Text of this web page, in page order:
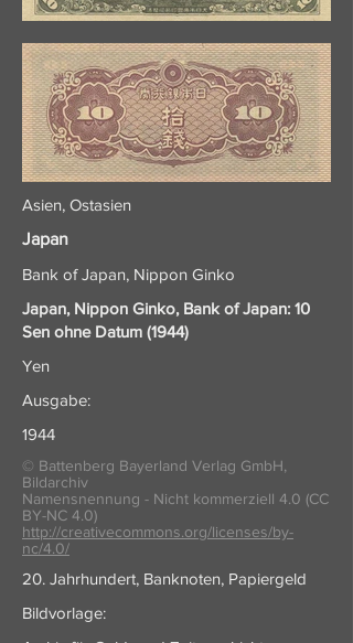
Asien, Ostasien
Japan
Bank of Japan, Nippon Ginko
Japan, Nippon Ginko, Bank of Japan: 10
Sen ohne Datum (1944)
Yen
Ausgabe:
1944
© Battenberg Bayerland Verlag GmbH,
Bildarchiv
Namensnennung - Nicht kommerziell 4.0 (CC
BY-NC 4.0)
http://creativecommons.org/licenses/by-
nc/4.0/
20. Jahrhundert, Banknoten, Papiergeld
Bildvorlage: